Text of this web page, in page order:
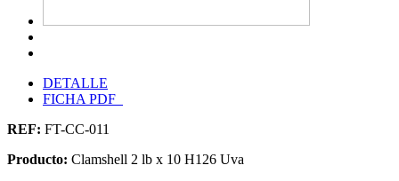
DETALLE
FICHA PDF
REF: FT-CC-011
Producto: Clamshell 2 lb x 10 H126 Uva